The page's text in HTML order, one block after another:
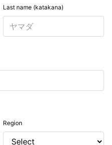
Last name (katakana)
Region